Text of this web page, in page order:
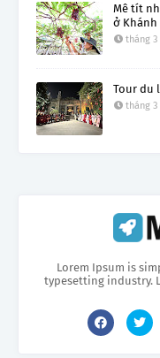
Mê tít
ở Khánh
tháng 3
Tour du
tháng 3
Lorem Ipsum is
typesetting industry.